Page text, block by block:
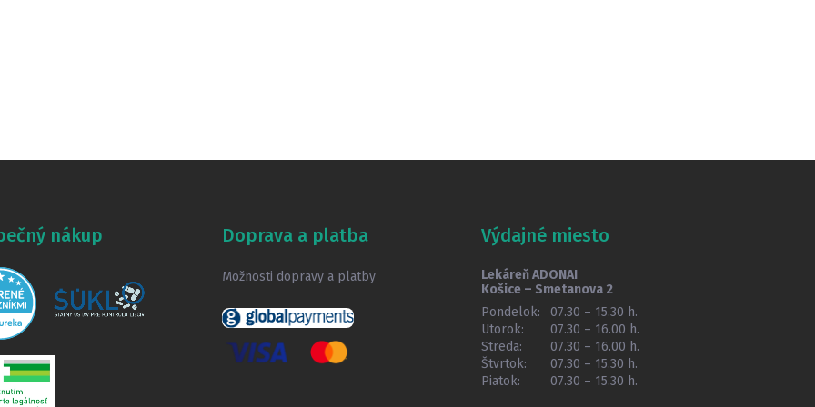
nákup Doprava a platba
Možnosti dopravy a platby
Výdajné miesto
Lekáreň ADONAI
Košice – Smetanova 2
Pondelok:
07.30 – 15.30 h.
Utorok:
07.30 – 16.00 h.
Streda:
07.30 – 16.00 h.
Štvrtok:
07.30 – 15.30 h.
Piatok:
07.30 – 15.30 h.